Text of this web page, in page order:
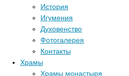
История
Игумения
Духовенство
Фотогалерея
Контакты
Храмы
Храмы монастыря